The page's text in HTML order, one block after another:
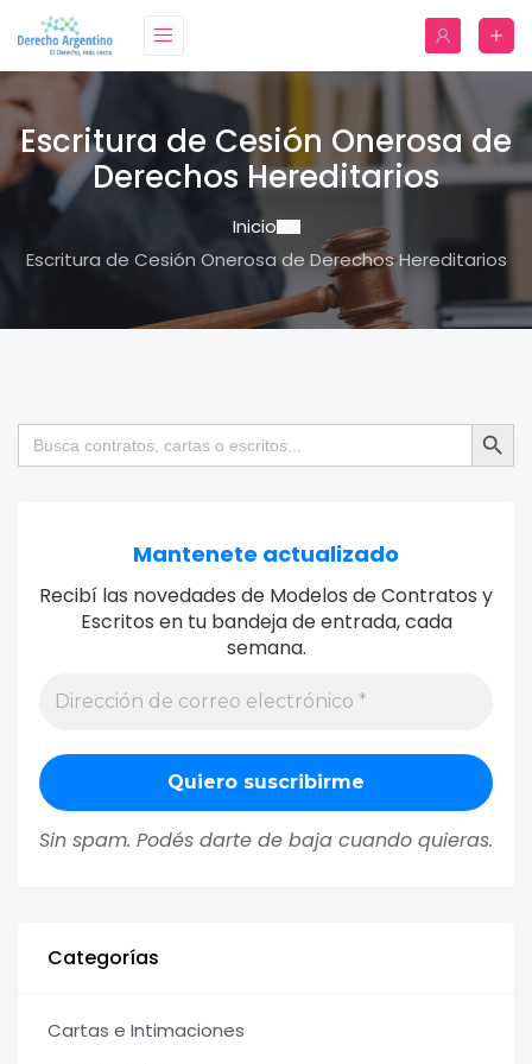
Escritura de Cesión Onerosa de
Derechos Hereditarios
Inicio
Escritura de Cesión Onerosa de Derechos Hereditarios
Buscar: Botón de
Mantenete actualizado
Recibí las novedades de Modelos de Contratos y
Escritos en tu bandeja de entrada, cada
semana.
Sin spam. Podés darte de baja cuando quieras.
Categorías
Cartas e Intimaciones